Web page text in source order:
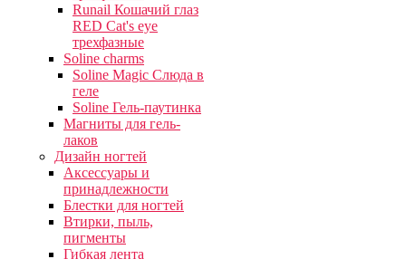
Runail Кошачий глаз
RED Cat's eye
трехфазные
Soline charms
Soline Magic Слюда в
геле
Soline Гель-паутинка
Магниты для гель-
лаков
Дизайн ногтей
Аксессуары и
принадлежности
Блестки для ногтей
Втирки, пыль,
пигменты
Гибкая лента